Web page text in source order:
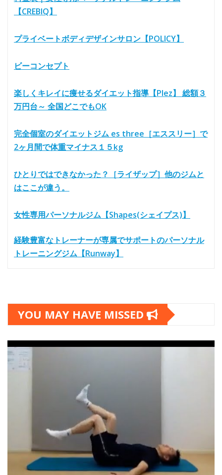
【CREBIQ】
プライベートボディデザインサロン【POLICY】
ビーコンセプト
楽しくキレイに痩せるダイエット指導【Plez】 総額３
万円台～ 全国どこでもOK
完全個室のダイエットジム es three［エススリー］で
2ヶ月間で体重マイナス１５kg
ひとりではできなかった？［ライザップ］他のジムと
はここが違う。
女性専用パーソナルジム【Shapes(シェイプス)】
経験豊富なトレーナーが専属でサポートのパーソナル
トレーニングジム【Runway】
YOU MAY HAVE MISSED